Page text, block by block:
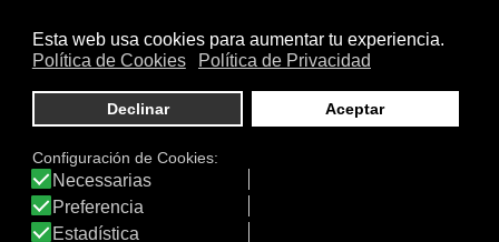
Textura
Tratamiento
de:
Otros productos de Clearé Institute